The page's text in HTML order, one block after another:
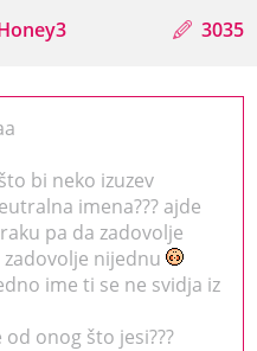
3035
bi neko izuzev
imena??? ajde
pa da zadovolje
zadovolje nijednu
ime ti se ne svidja iz
od onog što jesi???